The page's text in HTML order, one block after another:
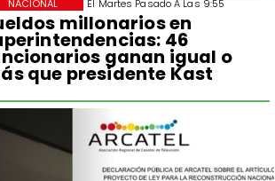
El Martes Pasado A Las 9:55
millonarios en
46
ganan igual o
que presidente Kast
NACIONAL